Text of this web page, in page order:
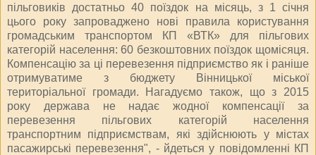
пільговиків достатньо 40 поїздок на місяць, з 1 січня
цього року запроваджено нові правила користування
громадським транспортом КП «ВТК» для пільгових
категорій населення: 60 безкоштовних поїздок щомісяця.
Компенсацію за ці перевезення підприємство як і раніше
отримуватиме з бюджету Вінницької міської
територіальної громади. Нагадуємо також, що з 2015
року держава не надає жодної компенсації за
перевезення пільгових категорій населення
транспортним підприємствам, які здійснюють у містах
пасажирські перевезення", - йдеться у повідомленні КП